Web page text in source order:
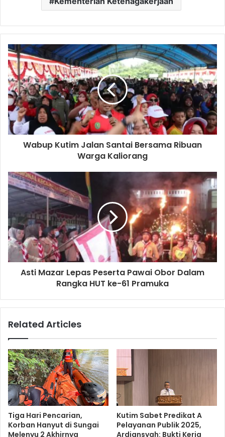
Wabup Kutim Jalan Santai Bersama Ribuan
Warga Kaliorang
Asti Mazar Lepas Peserta Pawai Obor Dalam
Rangka HUT ke-61 Pramuka
Related Articles
Tiga Hari Pencarian,
Korban Hanyut di Sungai
Melenyu 2 Akhirnya
Kutim Sabet Predikat A
Pelayanan Publik 2025,
Ardiansyah: Bukti Kerja